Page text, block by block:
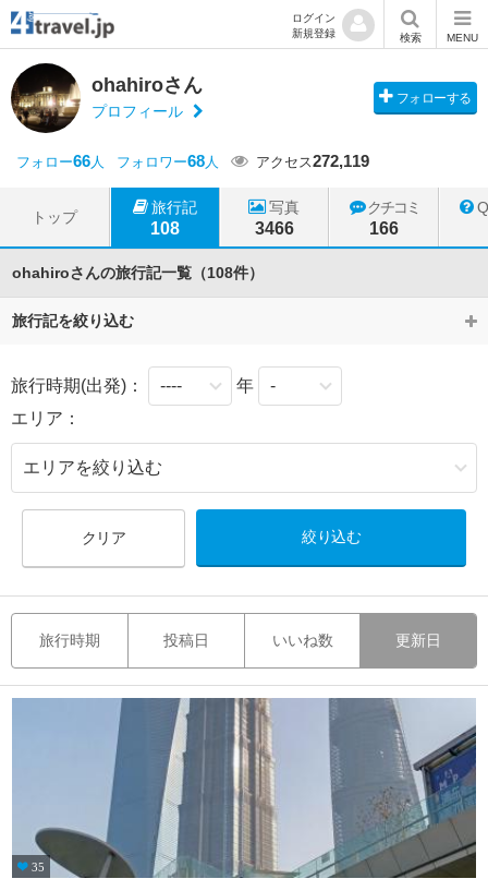
ログイン
新規登録
検索 MENU
ohahiroさん
プロフィール
フォローする
フォロー66人 フォロワー68人 アクセス272,119
トップ
旅行記
108
写真
3466
クチコミ
166
ohahiroさんの旅行記一覧（108件）
旅行記を絞り込む
旅行時期(出発)：
年
エリア：
クリア
旅行時期 投稿日 いいね数 更新日
35